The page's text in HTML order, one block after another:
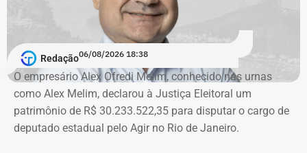
O órgão também requer que o ex-governador seja
intimado a quitar os valores da condenação. Segundo os
cálculos atualizados apresentados à Justiça, o
ressarcimento ao erário, originalmente fixado em R$
234,4 milhões, chega hoje a R$ 2,55 bilhões. O MP ainda
cobra R$ 778,9 mil de multa civil e R$ 11,9 milhões por
danos morais coletivos.
Redação06/08/2026 18:38
O empresário Alex Ofredi Melim, conhecido nas urnas
como Alex Melim, declarou à Justiça Eleitoral um
patrimônio de R$ 30.233.522,35 para disputar o cargo de
deputado estadual pelo Agir no Rio de Janeiro.